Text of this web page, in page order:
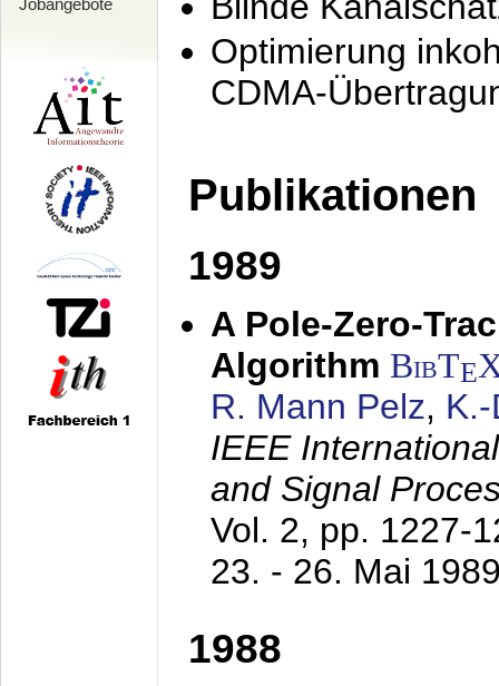
Jobangebote
Optimierung
CDMA-
Publikationen
1989
A Pole-Zero-
Algorithm BibTE
R. Mann Pelz,
IEEE
and Signal
Vol. 2, pp. 1227-
23. - 26. Mai
1988